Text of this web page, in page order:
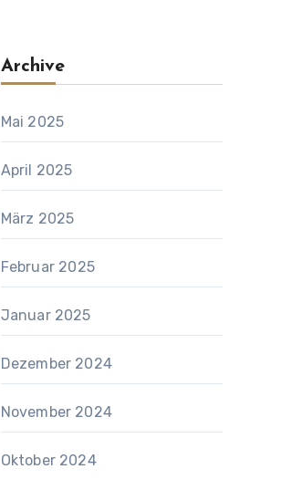
Archive
Mai 2025
April 2025
März 2025
Februar 2025
Januar 2025
Dezember 2024
November 2024
Oktober 2024